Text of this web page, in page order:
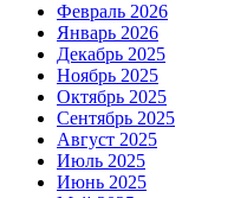
Февраль 2026
Январь 2026
Декабрь 2025
Ноябрь 2025
Октябрь 2025
Сентябрь 2025
Август 2025
Июль 2025
Июнь 2025